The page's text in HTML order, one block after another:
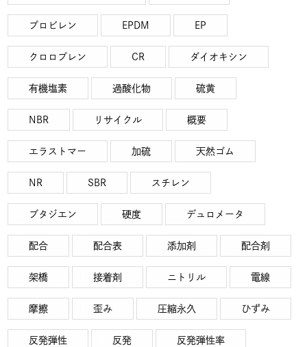
プロビレン EPDM EP
クロロプレン CR ダイオキシン
有機塩素 過酸化物 硫黄
NBR リサイクル 概要
エラストマー 加硫 天然ゴム
NR SBR スチレン
ブタジエン 硬度 デュロメータ
配合 配合表 添加剤 配合剤
架橋 接着剤 ニトリル 電線
摩擦 歪み 圧縮永久 ひずみ
反発弾性 反発 反発弾性率